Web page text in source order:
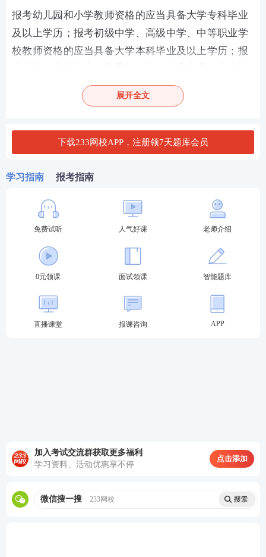
报考幼儿园和小学教师资格的应当具备大学专科毕业
及以上学历；报考初级中学、高级中学、中等职业学
校教师资格的应当具备大学本科毕业及以上学历；报
业及以上学历，同时还应具备相当于助理工程师以上
专业技术资格或中级以上工人技术等级。
6.在报考地学习、工作和生活的港澳台居民。
凡遵守《中华人民共和国宪法》和法律，拥护中国共
产党领导，坚持社会主义办学方向，贯彻党的教育方
（二）普通高校在校生报名应满足的条件
在报考地全日制普通高校就读的在校三年级以上（含
三年级）学生，或户籍在报考地，在省外全日制普通
高校就读的在校三年级以上（含三年级）学生。
此类考生报名参加
的类别应与本人毕业时取得的
学历层次类别相适应，即满足报考地教师资格认定的
加教师学霸君好友 享一对一答疑
展开全文
下载233网校APP，注册领7天题库会员
学习指南 报考指南
免费试听 人气好课 老师介绍
0元领课 面试领课 智能题库
直播课堂 报课咨询 APP
加入考试交流群获取更多福利
学习资料、活动优惠享不停
点击添加
微信搜一搜 233网校